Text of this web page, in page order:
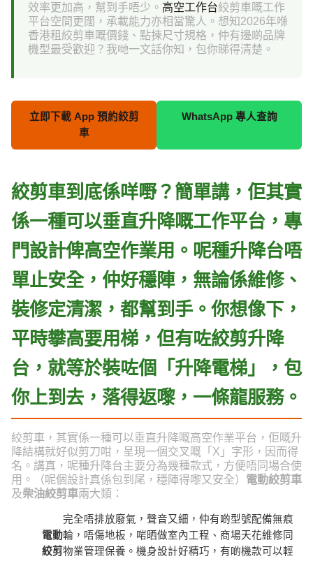
效率更加高，幫到手唔少。 高空工作台絞剪車嘅工作
平台空間更闊，承載能力亦相當驚人。想知2026年喺
香港租絞剪車嘅價錢、點揀尺寸規格，仲有邊啲品牌
機型最受歡迎？我哋一文話你知，包你睇得清楚。
立即下載 App 預約絞剪
車
WhatsApp 專人查詢
絞剪車到底係咩嘢？簡單講，佢其實
係一種可以垂直升降嘅工作平台，專
門設計俾高空作業用。呢種升降台唔
單止安全，仲好穩陣，無論係維修、
裝修定清潔，都幫到手。你想像下，
平時攀高要用梯，但有咗絞剪升降
台，就等於裝咗個「升降電梯」，包
你上到去，落得返嚟，一條龍服務。
絞剪車，其實係一種可以垂直升降嘅高空作業平台，佢嘅升
降結構就好似剪刀咁，呈現一個交叉嘅「X」字形，因而得
名。講真，呢種升降台主要分為幾種款式，方便唔同場合使
用。（呢個設計真係包到尾，穩陣得嚟又安全） 電動絞剪車
及柴油絞剪車兩大類：
電動
絞剪
完全唔排放廢氣，聲音又細，仲有啲型號配備無痕
輪，唔傷地板，啱晒做室內工程、商場天花維修同
物業管理保養。機身設計好精巧，有啲機款可以輕